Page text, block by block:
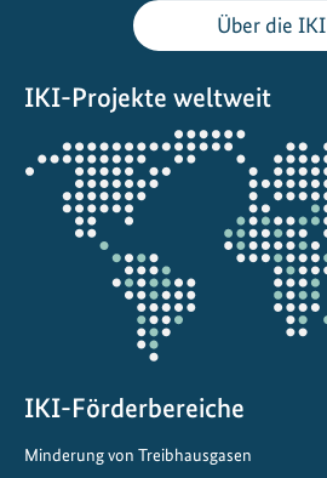
Über die IKI
IKI-Projekte weltweit
Öffnet
die
Projektkarte
IKI-Förderbereiche
Minderung von Treibhausgasen